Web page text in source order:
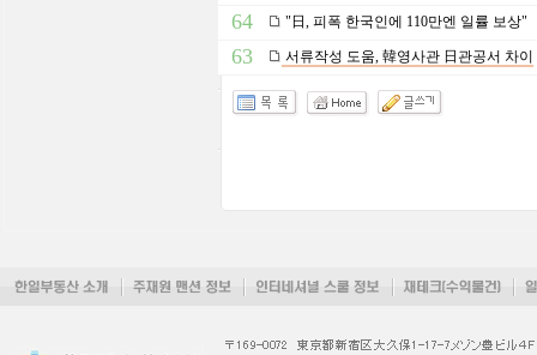
64 "日, 피폭 한국인에 110만엔 일률 보상"
63 서류작성 도움, 韓영사관 日관공서 차이